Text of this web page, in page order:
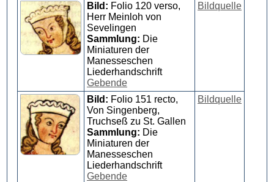
Bild: Folio 120 verso,
Herr Meinloh von
Sevelingen
Sammlung: Die
Miniaturen der
Manesseschen
Liederhandschrift
Gebende
Bildquelle
Bild: Folio 151 recto,
Von Singenberg,
Truchseß zu St. Gallen
Sammlung: Die
Miniaturen der
Manesseschen
Liederhandschrift
Gebende
Bildquelle